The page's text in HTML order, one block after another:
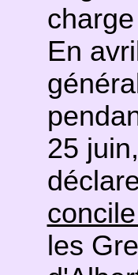
En
25
les